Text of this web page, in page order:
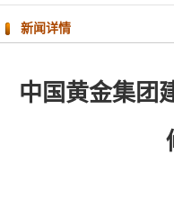
新闻详情
中国黄金集团